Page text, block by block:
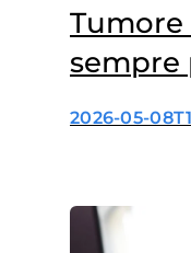
Tumore
sempre
al
2026-05-